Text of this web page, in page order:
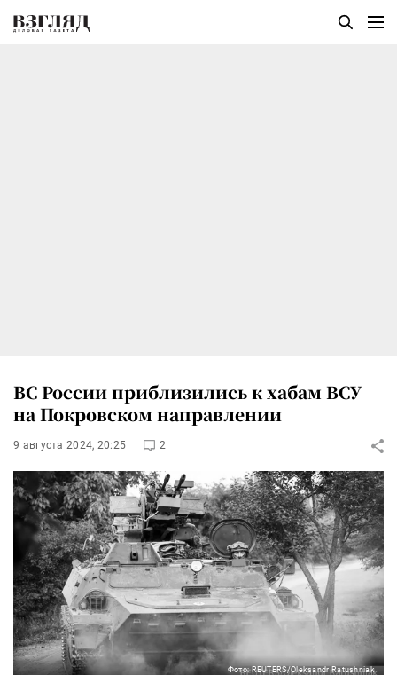
ВС России приблизились к хабам ВСУ
на Покровском направлении
9 августа 2024, 20:25 2
Фото: REUTERS/Oleksandr Ratushniak